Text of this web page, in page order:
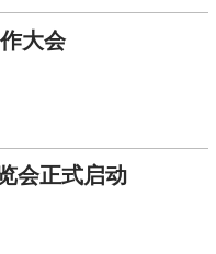
大会
会正式启动